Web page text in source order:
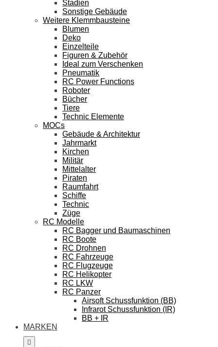
Stadien
Sonstige Gebäude
Weitere Klemmbausteine
Blumen
Deko
Einzelteile
Figuren & Zubehör
Ideal zum Verschenken
Pneumatik
RC Power Functions
Roboter
Bücher
Tiere
Technic Elemente
MOCs
Gebäude & Architektur
Jahrmarkt
Kirchen
Militär
Mittelalter
Piraten
Raumfahrt
Schiffe
Technic
Züge
RC Modelle
RC Bagger und Baumaschinen
RC Boote
RC Drohnen
RC Fahrzeuge
RC Flugzeuge
RC Helikopter
RC LKW
RC Panzer
Airsoft Schussfunktion (BB)
Infrarot Schussfunktion (IR)
BB + IR
MARKEN